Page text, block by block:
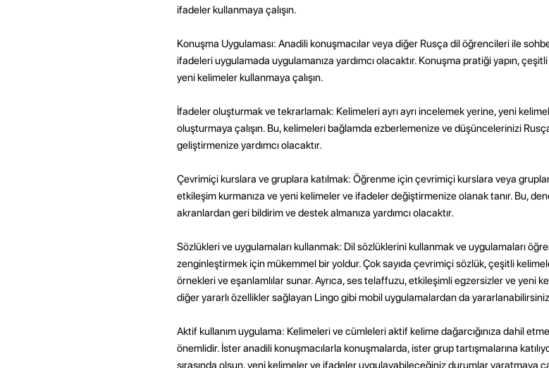
ifadeler kullanmaya çalışın.
Konuşma Uygulaması: Anadili konuşmacılar veya diğer Rusça dil öğrencileri ile
ifadeleri uygulamada uygulamanıza yardımcı olacaktır. Konuşma pratiği yapın, çeşitli
yeni kelimeler kullanmaya çalışın.
İfadeler oluşturmak ve tekrarlamak: Kelimeleri ayrı ayrı incelemek yerine, yeni
oluşturmaya çalışın. Bu, kelimeleri bağlamda ezberlemenize ve düşüncelerinizi
geliştirmenize yardımcı olacaktır.
Çevrimiçi kurslara ve gruplara katılmak: Öğrenme için çevrimiçi kurslara veya
etkileşim kurmanıza ve yeni kelimeler ve ifadeler değiştirmenize olanak tanır. Bu,
akranlardan geri bildirim ve destek almanıza yardımcı olacaktır.
Sözlükleri ve uygulamaları kullanmak: Dil sözlüklerini kullanmak ve uygulamaları
zenginleştirmek için mükemmel bir yoldur. Çok sayıda çevrimiçi sözlük, çeşitli
örnekleri ve eşanlamlılar sunar. Ayrıca, ses telaffuzu, etkileşimli egzersizler ve yeni
diğer yararlı özellikler sağlayan Lingo gibi mobil uygulamalardan da
Aktif kullanım uygulama: Kelimeleri ve cümleleri aktif kelime dağarcığınıza dahil
önemlidir. İster anadili konuşmacılarla konuşmalarda, ister grup tartışmalarına
sırasında olsun, yeni kelimeler ve ifadeler uygulayabileceğiniz durumlar yaratmaya